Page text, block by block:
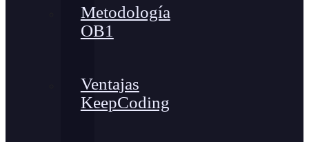
Metodología
OB1
Ventajas
KeepCoding